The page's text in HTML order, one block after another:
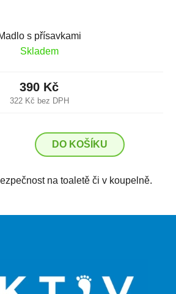
s přísavkami
Skladem
322 Kč bez DPH
390 Kč
DO KOŠÍKU
na toaletě či v koupelně.